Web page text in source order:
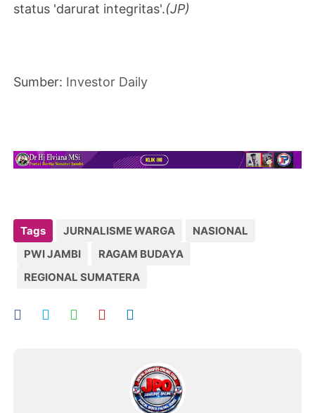
status 'darurat integritas'.(JP)
Sumber: Investor Daily
Tags JURNALISME WARGA
NASIONAL
PWI JAMBI
RAGAM BUDAYA
REGIONAL SUMATERA